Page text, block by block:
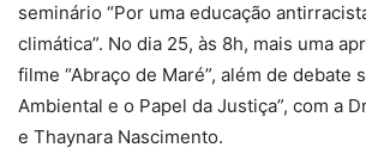
seminário “Por uma educação
climática”. No dia 25, às 8h, mais uma
filme “Abraço de Maré”, além de debate
Ambiental e o Papel da Justiça”, com a
e Thaynara Nascimento.